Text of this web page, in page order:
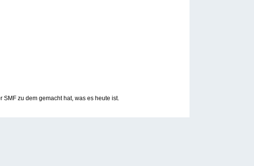
SMF zu dem gemacht hat, was es heute ist.